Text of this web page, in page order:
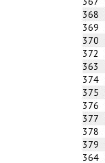
368
369
370
372
363
374
375
376
377
378
379
364